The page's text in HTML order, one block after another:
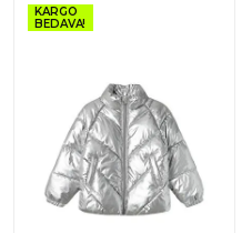
KARGO
BEDAVA!